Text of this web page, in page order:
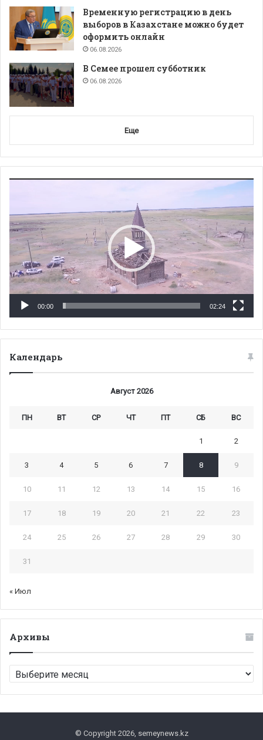
Временную регистрацию в день
выборов в Казахстане можно будет
оформить онлайн
06.08.2026
В Семее прошел субботник
06.08.2026
Еще
00:00 02:24
Календарь
Август 2026
ПН ВТ СР ЧТ ПТ СБ ВС
1 2
3 4 5 6 7 8 9
10 11 12 13 14 15 16
17 18 19 20 21 22 23
24 25 26 27 28 29 30
31
« Июл
Архивы
Архивы
© Copyright 2026, semeynews.kz